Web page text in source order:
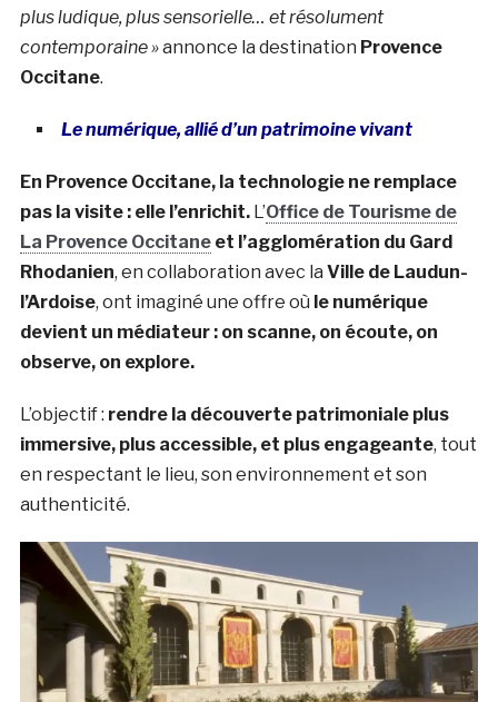
plus ludique, plus sensorielle… et résolument
contemporaine »annonce la destination Provence
Occitane.
Le numérique, allié d’un patrimoine vivant
En Provence Occitane, la technologie ne remplace
pas la visite : elle l’enrichit.L’Office de Tourisme de
La Provence Occitaneet l’agglomération du Gard
Rhodanien, en collaboration avec la Ville de Laudun-
l’Ardoise, ont imaginé une offre où le numérique
devient un médiateur : on scanne, on écoute, on
observe, on explore.
L’objectif : rendre la découverte patrimoniale plus
immersive, plus accessible, et plus engageante, tout
en respectant le lieu, son environnement et son
authenticité.